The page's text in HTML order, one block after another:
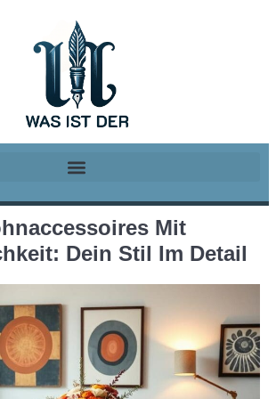
Mit
Dein Stil Im Detail